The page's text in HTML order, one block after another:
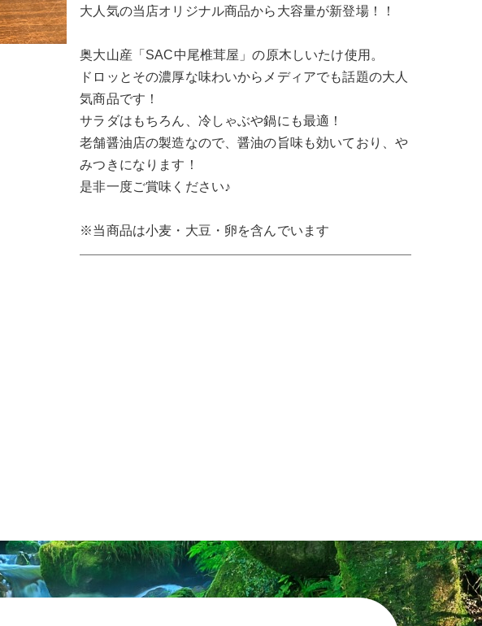
大人気の当店オリジナル商品から大容量が新登場！！
奥大山産「SAC中尾椎茸屋」の原木しいたけ使用。
ドロッとその濃厚な味わいからメディアでも話題の大人
気商品です！
サラダはもちろん、冷しゃぶや鍋にも最適！
老舗醤油店の製造なので、醤油の旨味も効いており、や
みつきになります！
是非一度ご賞味ください♪
※当商品は小麦・大豆・卵を含んでいます